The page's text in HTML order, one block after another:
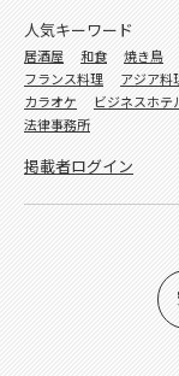
人気キーワード
居酒屋 和食 焼き鳥
フランス料理
アジア料
カラオケ
ビジネスホテ
法律事務所
掲載者ログイン